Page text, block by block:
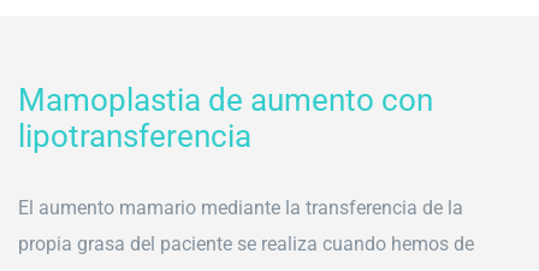
Mamoplastia de aumento con
lipotransferencia
El aumento mamario mediante la transferencia de la
propia grasa del paciente se realiza cuando hemos de